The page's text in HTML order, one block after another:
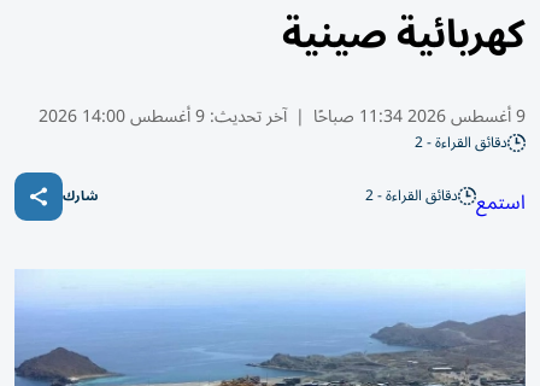
كهربائية صينية
9 أغسطس 2026 11:34 صباحًا | آخر تحديث:9 أغسطس 14:00 2026
دقائق القراءة - 2
استمع دقائق القراءة - 2 شارك